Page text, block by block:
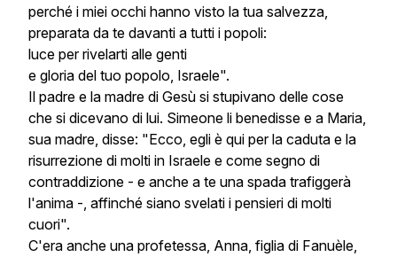
perché i miei occhi hanno visto la tua salvezza,
preparata da te davanti a tutti i popoli:
luce per rivelarti alle genti
e gloria del tuo popolo, Israele".
Il padre e la madre di Gesù si stupivano delle cose
che si dicevano di lui. Simeone li benedisse e a Maria,
sua madre, disse: "Ecco, egli è qui per la caduta e la
risurrezione di molti in Israele e come segno di
contraddizione - e anche a te una spada trafiggerà
l'anima -, affinché siano svelati i pensieri di molti
cuori".
C'era anche una profetessa, Anna, figlia di Fanuèle,